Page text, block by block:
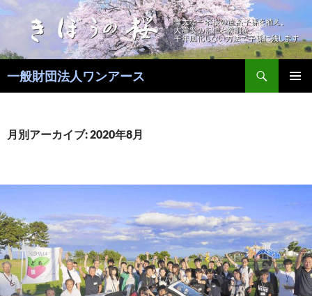
コ
ン
ツ
へ
ッ
一般財団法人ワンアース
月別アーカイブ: 2020年8月